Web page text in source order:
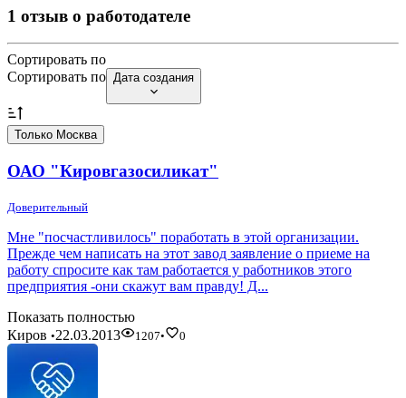
1 отзыв о работодателе
Сортировать по
Сортировать по Дата создания
Только Москва
ОАО "Кировгазосиликат"
Доверительный
Мне "посчастливилось" поработать в этой организации.
Прежде чем написать на этот завод заявление о приеме на
работу спросите как там работается у работников этого
предприятия -они скажут вам правду! Д...
Показать полностью
Киров •22.03.2013 1207• 0